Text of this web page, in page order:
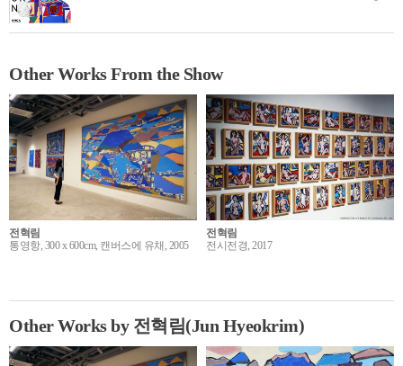
Other Works From the Show
전혁림
통영항, 300 x 600cm, 캔버스에 유채, 2005
전혁림
전시전경, 2017
Other Works by 전혁림(Jun Hyeokrim)